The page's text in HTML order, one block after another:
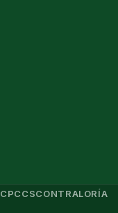
CPCCSCONTRALORÍA